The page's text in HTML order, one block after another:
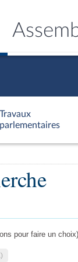
Travaux
parlementaires
pour faire un choix)